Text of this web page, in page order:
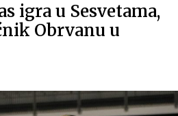
igra u Sesvetama,
Obrvanu u